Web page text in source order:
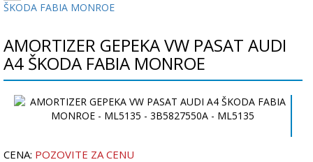
ŠKODA FABIA MONROE
AMORTIZER GEPEKA VW PASAT AUDI
A4 ŠKODA FABIA MONROE
CENA: POZOVITE ZA CENU